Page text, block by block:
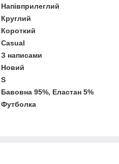
Напівприлеглий
Круглий
Короткий
Casual
З написами
Новий
S
Бавовна 95%, Еластан 5%
Футболка